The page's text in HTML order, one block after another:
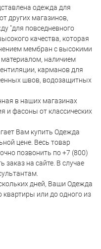
одежда для
других магазинов,
"для повседневного
качества, которая
мембран с высокими
наличием
карманов для
швов, водозащитных
в наших магазинах
и фасоны от классических
Вам купить Одежда
цене. Весь товар
позвонить по +7 (800)
заказ на сайте. В случае
дней, Ваши Одежда
или до одного из